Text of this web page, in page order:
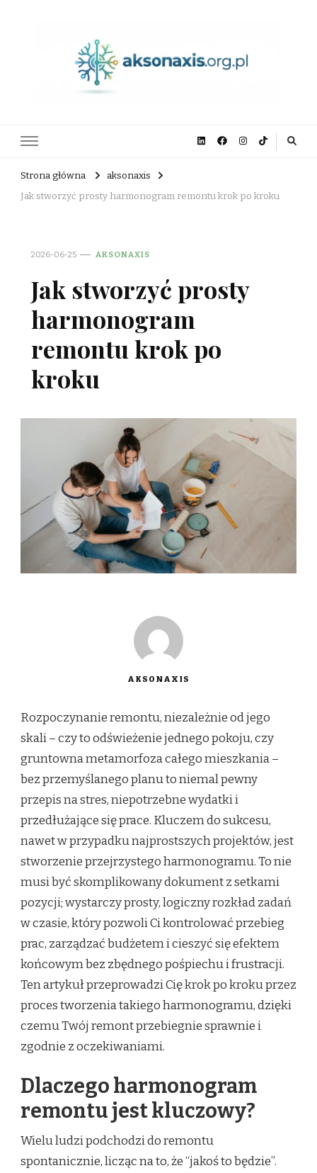
Strona główna
aksonaxis
Jak stworzyć prosty harmonogram remontu krok po kroku
2026-06-25 AKSONAXIS
Jak stworzyć prosty
harmonogram
remontu krok po
kroku
AKSONAXIS
Rozpoczynanie remontu, niezależnie od jego
skali – czy to odświeżenie jednego pokoju, czy
gruntowna metamorfoza całego mieszkania –
bez przemyślanego planu to niemal pewny
przepis na stres, niepotrzebne wydatki i
przedłużające się prace. Kluczem do sukcesu,
nawet w przypadku najprostszych projektów, jest
stworzenie przejrzystego harmonogramu. To nie
musi być skomplikowany dokument z setkami
pozycji; wystarczy prosty, logiczny rozkład zadań
w czasie, który pozwoli Ci kontrolować przebieg
prac, zarządzać budżetem i cieszyć się efektem
końcowym bez zbędnego pośpiechu i frustracji.
Ten artykuł przeprowadzi Cię krok po kroku przez
proces tworzenia takiego harmonogramu, dzięki
czemu Twój remont przebiegnie sprawnie i
zgodnie z oczekiwaniami.
Dlaczego harmonogram
remontu jest kluczowy?
Wielu ludzi podchodzi do remontu
spontanicznie, licząc na to, że “jakoś to będzie”.